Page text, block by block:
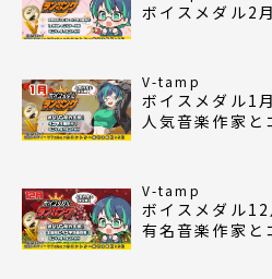
ボイスメダル2
V-tamp
ボイスメダル1
人気音楽作家と
V-tamp
ボイスメダル
有名音楽作家と